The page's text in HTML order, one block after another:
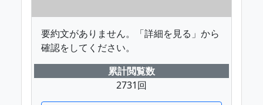
要約文がありません。「詳細を見る」から
確認をしてください。
累計閲覧数
2731回